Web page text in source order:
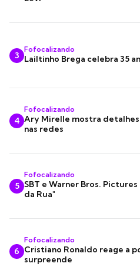
3
Fofocalizando
Lailtinho Brega celebra 35
4
Fofocalizando
Ary Mirelle mostra detalhes
nas redes
5
Fofocalizando
SBT e Warner Bros.
da Rua"
6
Fofocalizando
Cristiano Ronaldo reage a
surpreende